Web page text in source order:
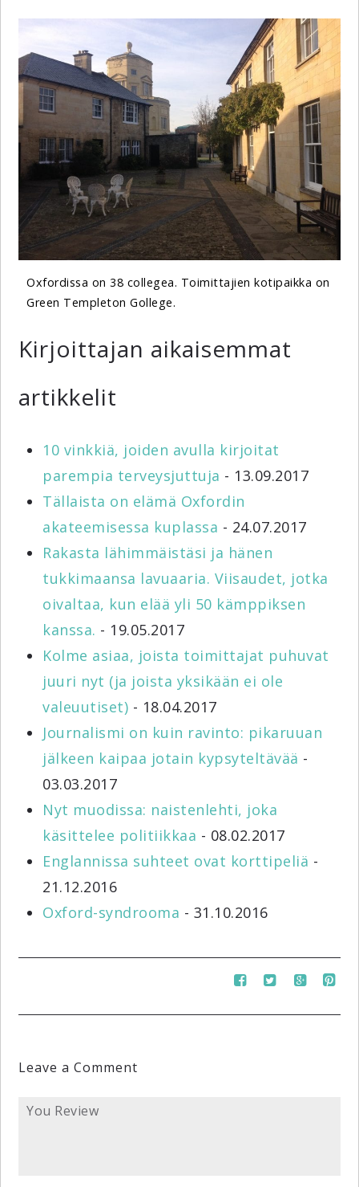
Oxfordissa on 38 collegea. Toimittajien kotipaikka on
Green Templeton Gollege.
Kirjoittajan aikaisemmat
artikkelit
10 vinkkiä, joiden avulla kirjoitat
parempia terveysjuttuja - 13.09.2017
Tällaista on elämä Oxfordin
akateemisessa kuplassa - 24.07.2017
Rakasta lähimmäistäsi ja hänen
tukkimaansa lavuaaria. Viisaudet, jotka
oivaltaa, kun elää yli 50 kämppiksen
kanssa. - 19.05.2017
Kolme asiaa, joista toimittajat puhuvat
juuri nyt (ja joista yksikään ei ole
valeuutiset) - 18.04.2017
Journalismi on kuin ravinto: pikaruuan
jälkeen kaipaa jotain kypsyteltävää -
03.03.2017
Nyt muodissa: naistenlehti, joka
käsittelee politiikkaa - 08.02.2017
Englannissa suhteet ovat korttipeliä -
21.12.2016
Oxford-syndrooma - 31.10.2016
Leave a Comment